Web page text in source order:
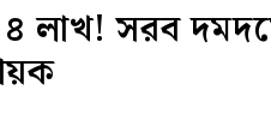
৪ লাখ! সরব